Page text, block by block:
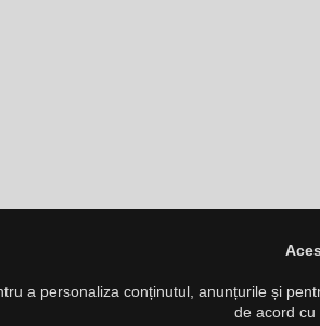
a personaliza conținutul, anunțurile și
de acord cu